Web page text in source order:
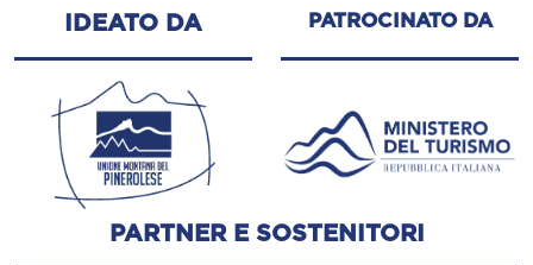
IDEATO DA PATROCINATO DA
PARTNER E SOSTENITORI